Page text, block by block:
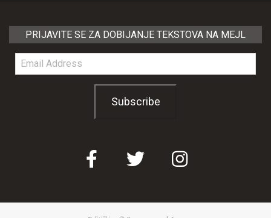
PRIJAVITE SE ZA DOBIJANJE TEKSTOVA NA MEJL
Email
Address
Subscribe